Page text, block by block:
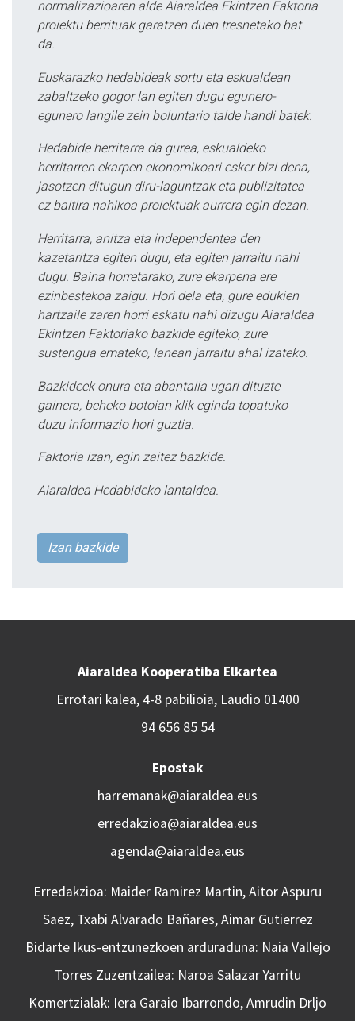
normalizazioaren alde Aiaraldea Ekintzen Faktoria
proiektu berrituak garatzen duen tresnetako bat
da.
Euskarazko hedabideak sortu eta eskualdean
zabaltzeko gogor lan egiten dugu egunero-
egunero langile zein boluntario talde handi batek.
Hedabide herritarra da gurea, eskualdeko
herritarren ekarpen ekonomikoari esker bizi dena,
jasotzen ditugun diru-laguntzak eta publizitatea
ez baitira nahikoa proiektuak aurrera egin dezan.
Herritarra, anitza eta independentea den
kazetaritza egiten dugu, eta egiten jarraitu nahi
dugu. Baina horretarako, zure ekarpena ere
ezinbestekoa zaigu. Hori dela eta, gure edukien
hartzaile zaren horri eskatu nahi dizugu Aiaraldea
Ekintzen Faktoriako bazkide egiteko, zure
sustengua emateko, lanean jarraitu ahal izateko.
Bazkideek onura eta abantaila ugari dituzte
gainera, beheko botoian klik eginda topatuko
duzu informazio hori guztia.
Faktoria izan, egin zaitez bazkide.
Aiaraldea Hedabideko lantaldea.
Izan bazkide
Aiaraldea Kooperatiba Elkartea
Errotari kalea, 4-8 pabilioia, Laudio 01400
94 656 85 54
Epostak
harremanak@aiaraldea.eus
erredakzioa@aiaraldea.eus
agenda@aiaraldea.eus
Erredakzioa: Maider Ramirez Martin, Aitor Aspuru
Saez, Txabi Alvarado Bañares, Aimar Gutierrez
Bidarte Ikus-entzunezkoen arduraduna: Naia Vallejo
Torres Zuzentzailea: Naroa Salazar Yarritu
Komertzialak: Iera Garaio Ibarrondo, Amrudin Drljo